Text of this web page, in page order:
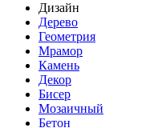
Дизайн
Дерево
Геометрия
Мрамор
Камень
Декор
Бисер
Мозаичный
Бетон